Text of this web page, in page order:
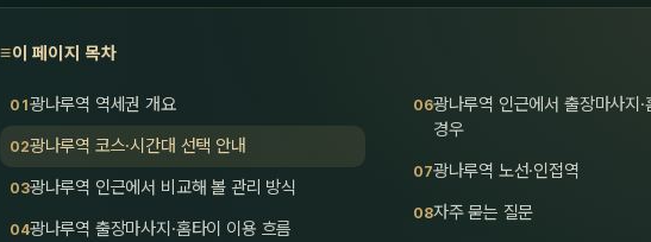
이 페이지 목차
광나루역 역세권 개요
광나루역 코스·시간대 선택 안내
광나루역 인근에서 비교해 볼 관리 방식
광나루역 출장마사지·홈타이 이용 흐름
광나루역 인근에서 출장마사지
경우
광나루역 노선·인접역
자주 묻는 질문